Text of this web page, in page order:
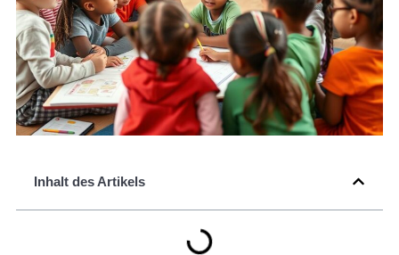
Inhalt des Artikels